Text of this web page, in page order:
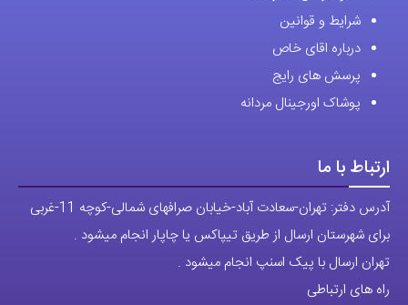
شرایط و قوانین
درباره اقای خاص
پرسش های رایج
پوشاک اورجینال مردانه
ارتباط با ما
آدرس دفتر: تهران-سعادت آباد-خیابان صرافهای شمالی-کوچه 11-غربی
برای شهرستان ارسال از طریق تیپاکس یا چاپار انجام میشود .
تهران ارسال با پیک اسنپ انجام میشود .
راه های ارتباطی